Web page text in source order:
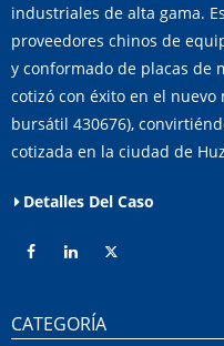
industriales de alta gama.
proveedores chinos de
y conformado de placas de
cotizó con éxito en el
bursátil 430676),
cotizada en la ciudad de
Detalles Del Caso
CATEGORÍA